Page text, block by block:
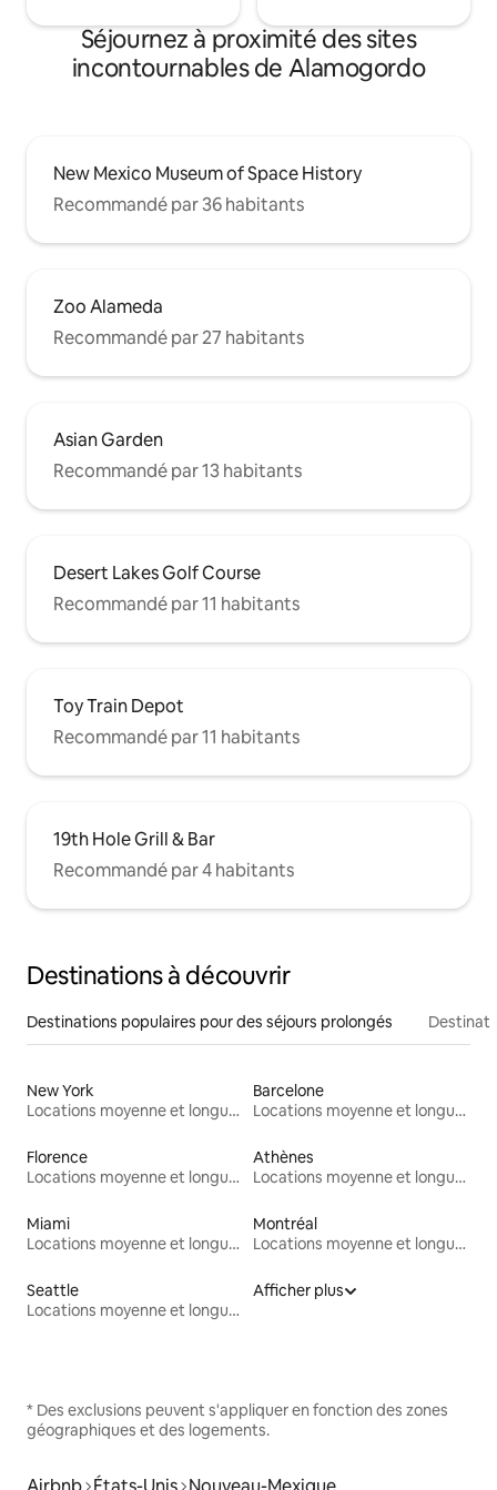
Séjournez à proximité des sites
incontournables de Alamogordo
New Mexico Museum of Space History
Recommandé par 36 habitants
Zoo Alameda
Recommandé par 27 habitants
Asian Garden
Recommandé par 13 habitants
Desert Lakes Golf Course
Recommandé par 11 habitants
Toy Train Depot
Recommandé par 11 habitants
19th Hole Grill & Bar
Recommandé par 4 habitants
Destinations à découvrir
Destinations populaires pour des séjours prolongés
New York
Locations moyenne et longue durée
Barcelone
Locations moyenne et longue durée
Florence
Locations moyenne et longue durée
Athènes
Locations moyenne et longue durée
Miami
Locations moyenne et longue durée
Montréal
Locations moyenne et longue durée
Seattle
Locations moyenne et longue durée
Afficher plus
* Des exclusions peuvent s'appliquer en fonction des zones
géographiques et des logements.